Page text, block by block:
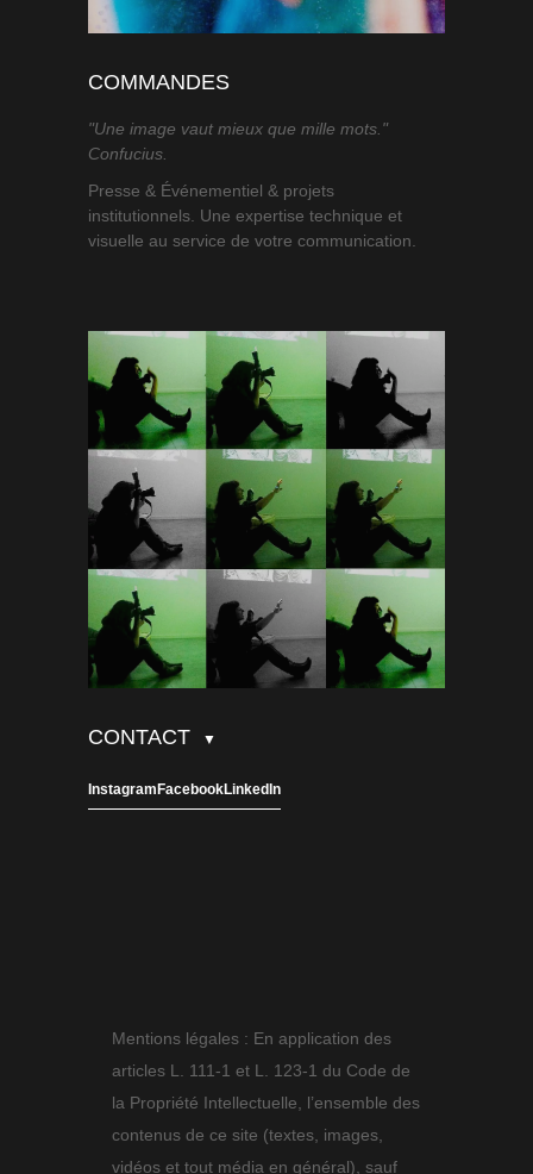
COMMANDES
"Une image vaut mieux que mille mots."
Confucius.
Presse & Événementiel & projets
institutionnels. Une expertise technique et
visuelle au service de votre communication.
CONTACT ▼
Instagram FacebookLinkedIn
Mentions légales : En application des
articles L. 111-1 et L. 123-1 du Code de
la Propriété Intellectuelle, l’ensemble des
contenus de ce site (textes, images,
vidéos et tout média en général), sauf